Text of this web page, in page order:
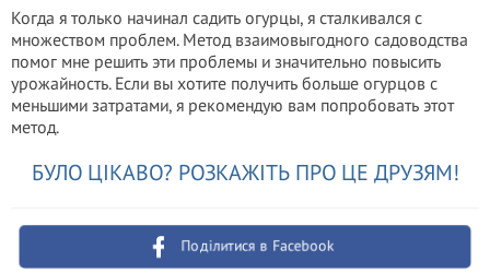
Когда я только начинал садить огурцы, я сталкивался с
множеством проблем. Метод взаимовыгодного садоводства
помог мне решить эти проблемы и значительно повысить
урожайность. Если вы хотите получить больше огурцов с
меньшими затратами, я рекомендую вам попробовать этот
метод.
БУЛО ЦІКАВО? РОЗКАЖІТЬ ПРО ЦЕ ДРУЗЯМ!
Поділитися в Facebook